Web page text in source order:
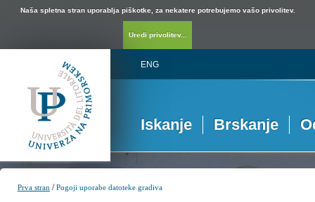
Naša spletna stran uporablja piškotke, za nekatere potrebujemo vašo privolitev.
Uredi privolitev...
ENG
Iskanje Brskanje
Prva stran /Pogoji uporabe datoteke gradiva